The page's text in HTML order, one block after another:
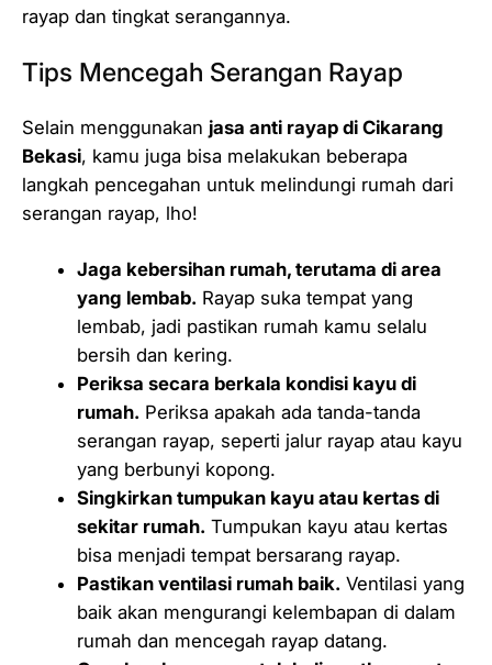
rayap dan tingkat serangannya.
Tips Mencegah Serangan Rayap
Selain menggunakan jasa anti rayap di Cikarang
Bekasi, kamu juga bisa melakukan beberapa
langkah pencegahan untuk melindungi rumah dari
serangan rayap, lho!
Jaga kebersihan rumah, terutama di area
yang lembab. Rayap suka tempat yang
lembab, jadi pastikan rumah kamu selalu
bersih dan kering.
Periksa secara berkala kondisi kayu di
rumah. Periksa apakah ada tanda-tanda
serangan rayap, seperti jalur rayap atau kayu
yang berbunyi kopong.
Singkirkan tumpukan kayu atau kertas di
sekitar rumah. Tumpukan kayu atau kertas
bisa menjadi tempat bersarang rayap.
Pastikan ventilasi rumah baik. Ventilasi yang
baik akan mengurangi kelembapan di dalam
rumah dan mencegah rayap datang.